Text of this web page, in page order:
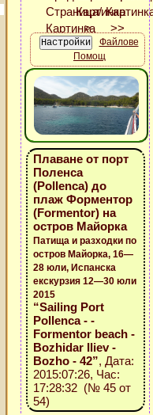
Файлове
Помощ
Плаване от порт
Поленса
(Pollenca) до
плаж Форментор
(Formentor) на
остров Майорка
Патища и разходки по
остров Майорка, 16—
28 юли, Испанска
екскурзия 12—30 юли
2015
“Sailing Port
Pollenca - -
Formentor beach -
Bozhidar Iliev -
Bozho - 42”, Дата:
2015:07:26, Час:
17:28:32 (№ 45 от
54)